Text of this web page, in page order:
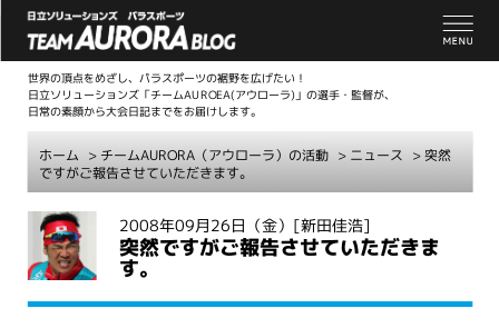
世界の頂点をめざし、パラスポーツの裾野を広げたい！
日立ソリューションズ「チームAUROEA(アウローラ)」の選手・監督が、
日常の素顔から大会日記までをお届けします。
ホーム > チームAURORA（アウローラ）の活動 > ニュース > 突然
ですがご報告させていただきます。
2008年09月26日（金） [新田佳浩]
突然ですがご報告させていただきま
す。